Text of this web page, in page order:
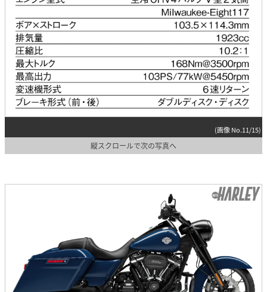
(画像 No.11/15)
縦スクロールで次の写真へ